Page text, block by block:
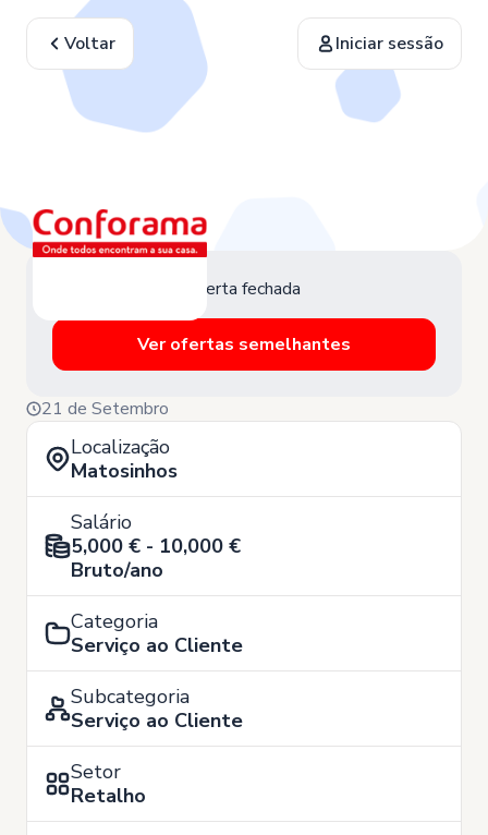
Voltar Iniciar sessão
Oferta fechada
Ver ofertas semelhantes
21 de Setembro
Localização
Matosinhos
Salário
5,000 € - 10,000 €
Bruto/ano
Categoria
Serviço ao Cliente
Subcategoria
Serviço ao Cliente
Setor
Retalho